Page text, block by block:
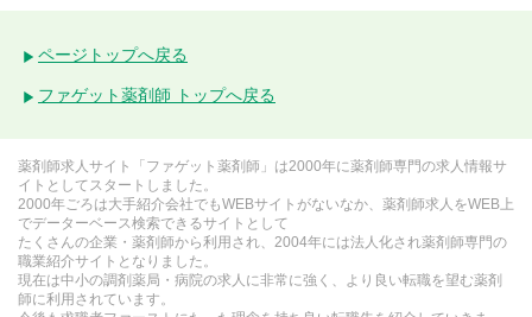
ページトップへ戻る
ファゲット薬剤師 トップへ戻る
薬剤師求人サイト「ファゲット薬剤師」は2000年に薬剤師専門の求人情報サ
イトとしてスタートしました。
2000年ごろは大手紹介会社でもWEBサイトがないなか、薬剤師求人をWEB上
でデーターベース検索できるサイトとして
たくさんの企業・薬剤師から利用され、2004年には法人化され薬剤師専門の
職業紹介サイトとなりました。
現在は中小の調剤薬局・病院の求人に非常に強く、より良い転職を望む薬剤
師に利用されています。